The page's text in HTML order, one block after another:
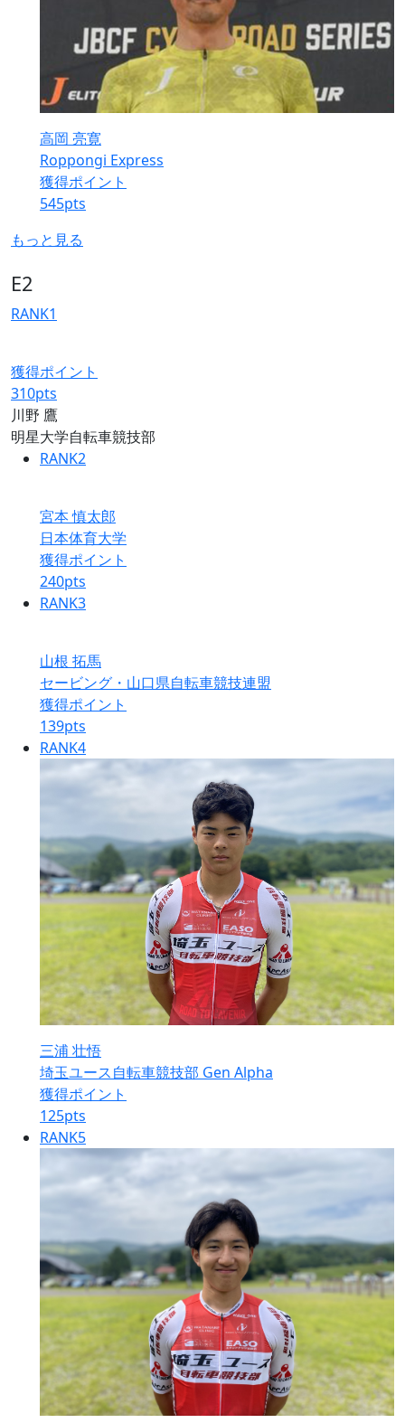
高岡 亮寛
Roppongi Express
獲得ポイント
545pts
もっと見る
E2
RANK1
獲得ポイント
310pts
川野 鷹
明星大学自転車競技部
RANK2
宮本 慎太郎
日本体育大学
獲得ポイント
240pts
RANK3
山根 拓馬
セービング・山口県自転車競技連盟
獲得ポイント
139pts
RANK4
三浦 壮悟
埼玉ユース自転車競技部 Gen Alpha
獲得ポイント
125pts
RANK5